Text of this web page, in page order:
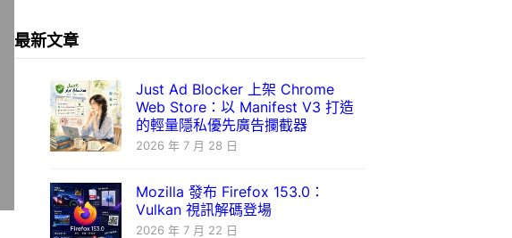
最新文章
Just Ad Blocker 上架 Chrome
Web Store：以 Manifest V3 打造
的輕量隱私優先廣告攔截器
2026 年 7 月 28 日
Mozilla 發布 Firefox 153.0：
Vulkan 視訊解碼登場
2026 年 7 月 22 日